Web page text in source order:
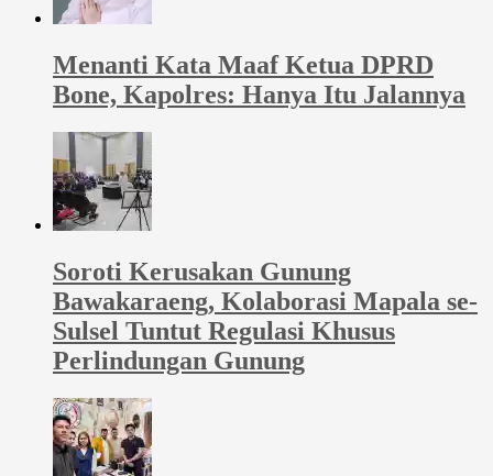
Menanti Kata Maaf Ketua DPRD
Bone, Kapolres: Hanya Itu Jalannya
Soroti Kerusakan Gunung
Bawakaraeng, Kolaborasi Mapala se-
Sulsel Tuntut Regulasi Khusus
Perlindungan Gunung